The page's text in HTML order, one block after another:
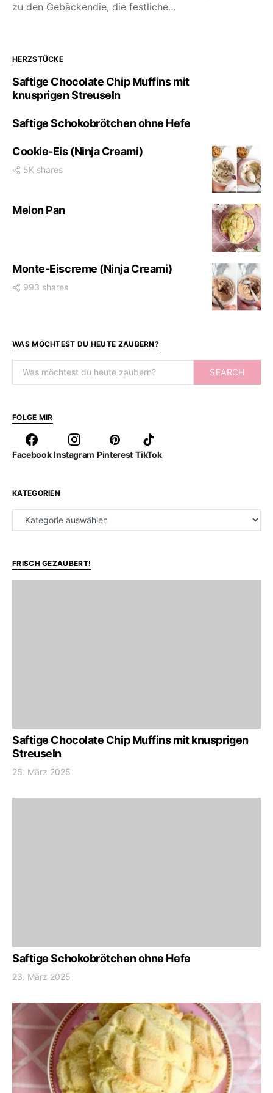
zu den Gebäckendie, die festliche…
HERZSTÜCKE
Saftige Chocolate Chip Muffins mit
knusprigen Streuseln
Saftige Schokobrötchen ohne Hefe
Cookie-Eis (Ninja Creami)
5K shares
Melon Pan
Monte-Eiscreme (Ninja Creami)
993 shares
WAS MÖCHTEST DU HEUTE ZAUBERN?
SEARCH
FOLGE MIR
Facebook Instagram Pinterest TikTok
KATEGORIEN
Kategorien
FRISCH GEZAUBERT!
Saftige Chocolate Chip Muffins mit knusprigen
Streuseln
25. März 2025
Saftige Schokobrötchen ohne Hefe
23. März 2025